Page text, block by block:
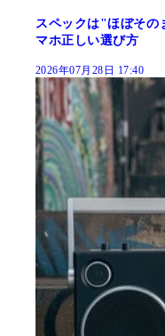
スペックは"ほぼそ
マホ正しい選び方
2026年07月28日 17:40